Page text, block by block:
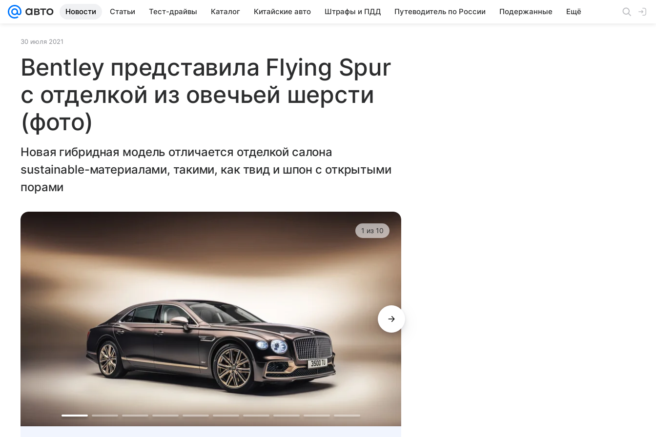
Новости Статьи Тест-драйвы Каталог Китайские авто Штрафы и ПДД Путеводитель по России Подержанные Ещё
30 июля 2021
Bentley представила Flying Spur
с отделкой из овечьей шерсти
(фото)
Новая гибридная модель отличается отделкой салона
sustainable-материалами, такими, как твид и шпон с открытыми
порами
1 из 10